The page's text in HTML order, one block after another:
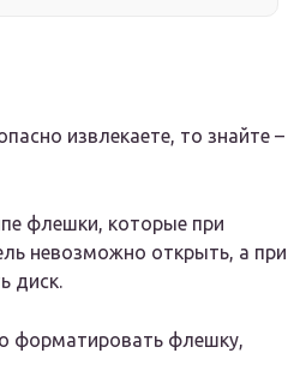
извлекаете, то знайте –
флешки, которые при
невозможно открыть, а при
диск.
форматировать флешку,